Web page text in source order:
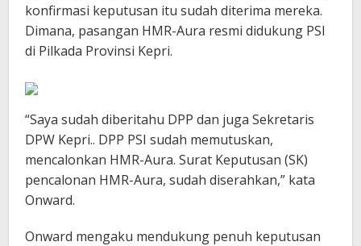
konfirmasi keputusan itu sudah diterima mereka.
Dimana, pasangan HMR-Aura resmi didukung PSI
di Pilkada Provinsi Kepri.
“Saya sudah diberitahu DPP dan juga Sekretaris
DPW Kepri.. DPP PSI sudah memutuskan,
mencalonkan HMR-Aura. Surat Keputusan (SK)
pencalonan HMR-Aura, sudah diserahkan,” kata
Onward.
Onward mengaku mendukung penuh keputusan